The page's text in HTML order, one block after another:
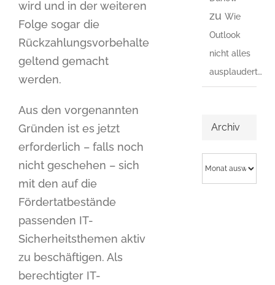
wird und in der weiteren
Folge sogar die
Rückzahlungsvorbehalte
geltend gemacht
werden.
Aus den vorgenannten
Gründen ist es jetzt
erforderlich – falls noch
nicht geschehen – sich
mit den auf die
Fördertatbestände
passenden IT-
Sicherheitsthemen aktiv
zu beschäftigen. Als
berechtigter IT-
zu Wie
Outlook
nicht alles
ausplaudert…
Archiv